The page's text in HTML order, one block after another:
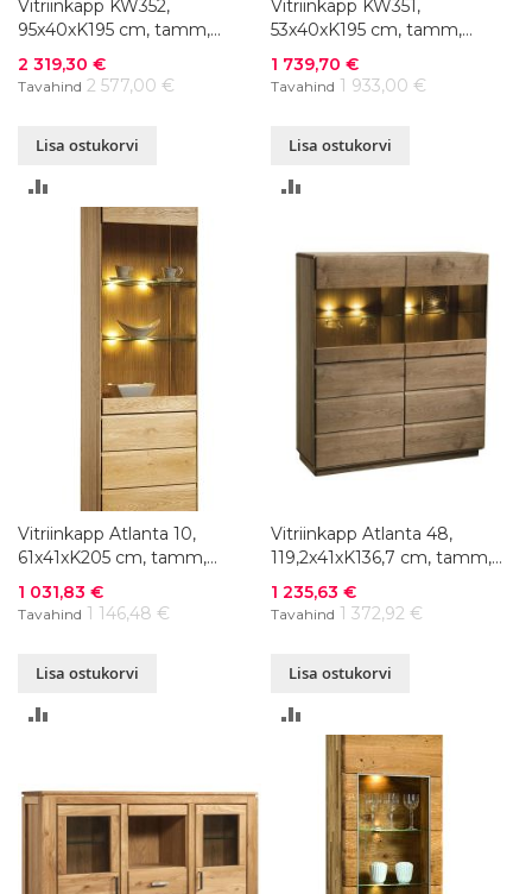
Vitriinkapp KW352,
95x40xK195 cm, tamm,
värvivalik
Soodushind
2 319,30 €
Tavahind 2 577,00 €
Lisa ostukorvi
VÕRDLUSESSE
Vitriinkapp KW351,
53x40xK195 cm, tamm,
värvivalik
Soodushind
1 739,70 €
Tavahind 1 933,00 €
Lisa ostukorvi
Vitriinkapp Atlanta 10,
61x41xK205 cm, tamm,
õlitatud
Soodushind
1 031,83 €
Tavahind 1 146,48 €
Lisa ostukorvi
Vitriinkapp Atlanta 48,
119,2x41xK136,7 cm, tamm,
õlitatud
Soodushind
1 235,63 €
Tavahind 1 372,92 €
Lisa ostukorvi
VÕRDLUSESSE